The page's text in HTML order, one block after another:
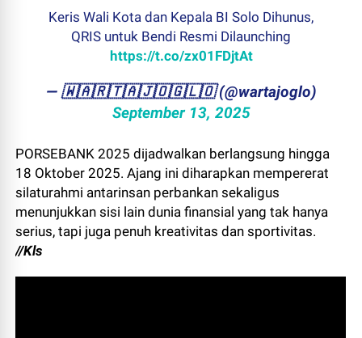
Keris Wali Kota dan Kepala BI Solo Dihunus,
QRIS untuk Bendi Resmi Dilaunching
https://t.co/zx01FDjtAt
— ​🇼​​🇦​​🇷​​🇹​​🇦​​🇯​​🇴​​🇬​​🇱​​🇴 (@wartajoglo)
September 13, 2025
PORSEBANK 2025 dijadwalkan berlangsung hingga
18 Oktober 2025. Ajang ini diharapkan mempererat
silaturahmi antarinsan perbankan sekaligus
menunjukkan sisi lain dunia finansial yang tak hanya
serius, tapi juga penuh kreativitas dan sportivitas.
//Kls